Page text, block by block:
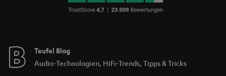
Teufel Blog
Audio-Technologien, HiFi-Trends, Tipps & Tricks